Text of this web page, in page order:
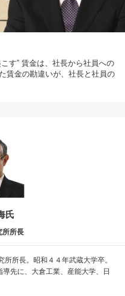
す” 賃金は、社長から社員への
賃金の勘違いが、社長と社員の
氏
所所長
所長。昭和４４年武蔵大学卒。
先に、大倉工業、産能大学、日